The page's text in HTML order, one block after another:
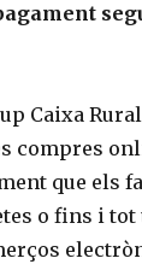
Caixa
compres
que els
o fins i